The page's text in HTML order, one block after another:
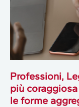
Professioni,
più
le forme